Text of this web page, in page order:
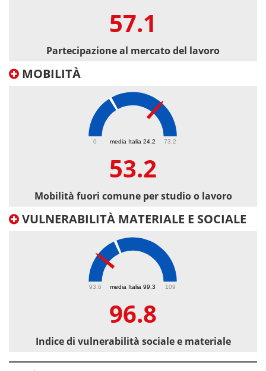
57.1
Partecipazione al mercato del lavoro
MOBILITÀ
media Italia 24.2
0 73.2
53.2
Mobilità fuori comune per studio o lavoro
VULNERABILITÀ MATERIALE E SOCIALE
media Italia 99.3
93.6 109
96.8
Indice di vulnerabilità sociale e materiale